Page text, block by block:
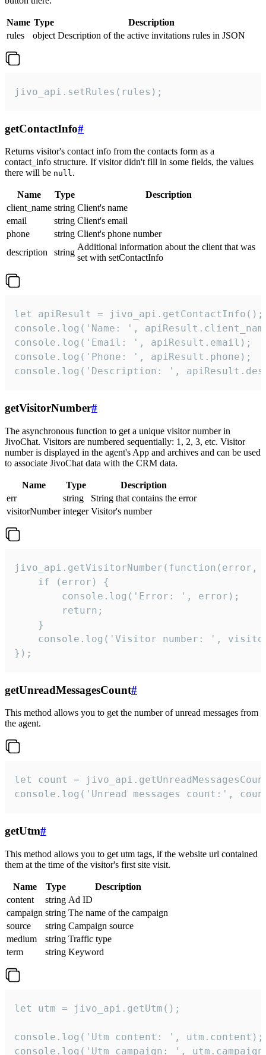
Name Type
Description
rules
object Description of the active invitations rules in JSON
jivo_api.setRules(rules);
getContactInfo#
Returns visitor's contact info from the contacts form as a
contact_info structure. If visitor didn't fill in some fields, the values
there will be null.
Name Type
Description
client_name string Client's name
email
string Client's email
phone
string Client's phone number
description
string
Additional information about the client that was
set with setContactInfo
let apiResult = jivo_api.getContactInfo();
console.log('Name: ',
console.log('Email: ', apiResult.email);
console.log('Phone: ', apiResult.phone);
console.log('Description: ',
getVisitorNumber#
The asynchronous function to get a unique visitor number in
JivoChat. Visitors are numbered sequentially: 1, 2, 3, etc. Visitor
number is displayed in the agent's App and archives and can be used
to associate JivoChat data with the CRM data.
Name Type
Description
err
string
String that contains the error
visitorNumber integer Visitor's number
jivo_api.getVisitorNumber(function(error,
    if (error) {
        console.log('Error: ', error);
        return;
    }
console.log('Visitor number: ',
});
getUnreadMessagesCount#
This method allows you to get the number of unread messages from
the agent.
let count =
console.log('Unread messages count:',
getUtm#
This method allows you to get utm tags, if the website url contained
them at the time of the visitor's first site visit.
Name Type
Description
content
string Ad ID
campaign string The name of the campaign
source
string Campaign source
medium
string Traffic type
term
string Keyword
let utm = jivo_api.getUtm();
console.log('Utm content: ', utm.content);
console.log('Utm campaign: ',